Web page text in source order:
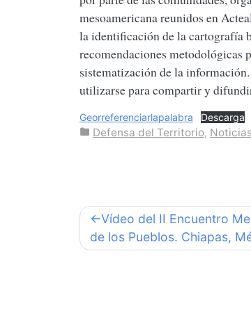
mesoamericana reunidos en
la identificación de la cartografía
recomendaciones metodológicas
sistematización de la
utilizarse para compartir y
Georreferenciarlapalabra Descarga
Defensa del Territorio, Noticias
Navegación
de
Vídeo del II Encuentro
de los Pueblos. Chiapas,